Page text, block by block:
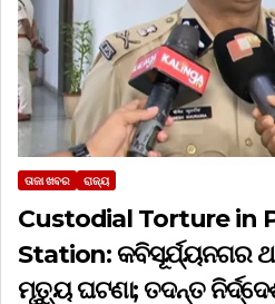
ତାଜା ଖବର ରାଜ୍ୟ
Custodial Torture in
Station: କବିସୂର୍ଯ୍ୟନଗର
ମୃତ୍ୟୁ ଘଟଣା; ତଦନ୍ତ